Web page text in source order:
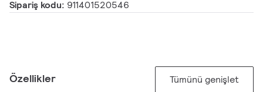
Sipariş kodu: 911401520546
Özellikler Tümünü genişlet